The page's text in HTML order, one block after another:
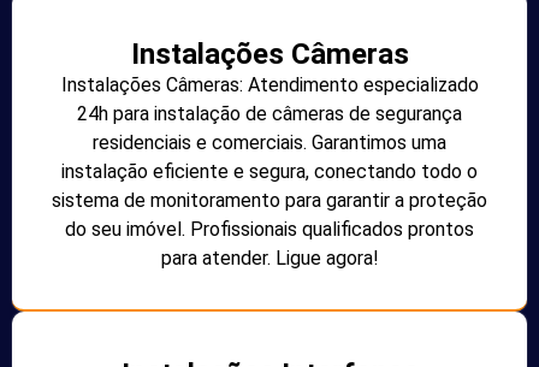
Instalações Câmeras
Instalações Câmeras: Atendimento especializado
24h para instalação de câmeras de segurança
residenciais e comerciais. Garantimos uma
instalação eficiente e segura, conectando todo o
sistema de monitoramento para garantir a proteção
do seu imóvel. Profissionais qualificados prontos
para atender. Ligue agora!